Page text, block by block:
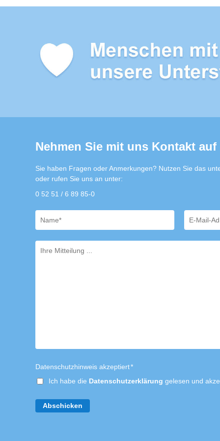
Nehmen Sie mit uns Kontakt auf
Sie haben Fragen oder Anmerkungen? Nutzen Sie das
oder rufen Sie uns an unter:
0 52 51 / 6 89 85-0
Datenschutzhinweis akzeptiert*
Ich habe die Datenschutzerklärung gelesen und
Abschicken